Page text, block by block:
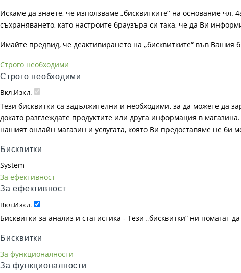
Искаме да знаете, че използваме „бисквитките“ на основание чл.
съхраняването, като настроите браузъра си така, че да Ви
Имайте предвид, че деактивирането на „бисквитките“ във
Строго необходими
Строго необходими
Вкл.Изкл.
Тези бисквитки са задължителни и необходими, за да можете да
докато разглеждате продуктите или друга информация в
нашият онлайн магазин и услугата, която Ви предоставяме не
Бисквитки
System
За ефективност
За ефективност
Вкл.Изкл.
Бисквитки за анализ и статистика - Тези „бисквитки“ ни
Бисквитки
За функционалности
За функционалности